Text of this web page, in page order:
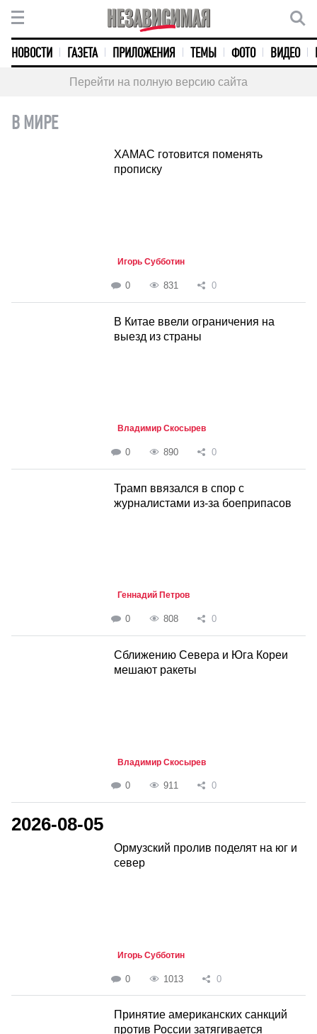
НОВОСТИ ГАЗЕТА ПРИЛОЖЕНИЯ ТЕМЫ ФОТО ВИДЕО
Перейти на полную версию сайта
В МИРЕ
ХАМАС готовится поменять
прописку
Игорь Субботин
0 831 0
В Китае ввели ограничения на
выезд из страны
Владимир Скосырев
0 890 0
Трамп ввязался в спор с
журналистами из-за боеприпасов
Геннадий Петров
0 808 0
Сближению Севера и Юга Кореи
мешают ракеты
Владимир Скосырев
0 911 0
2026-08-05
Ормузский пролив поделят на юг и
север
Игорь Субботин
0 1013 0
Принятие американских санкций
против России затягивается